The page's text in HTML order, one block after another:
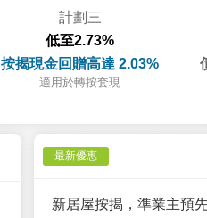
計劃三
低至2.73%
按揭現金回贈高達 2.03%
適用於轉按套現
最新優惠
新居屋按揭，準業主預